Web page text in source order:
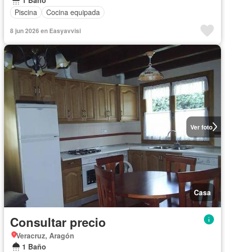
Piscina
Cocina equipada
8 jun 2026 en Easyavvisi
Ver foto
Casa
Consultar precio
Veracruz, Aragón
1 Baño